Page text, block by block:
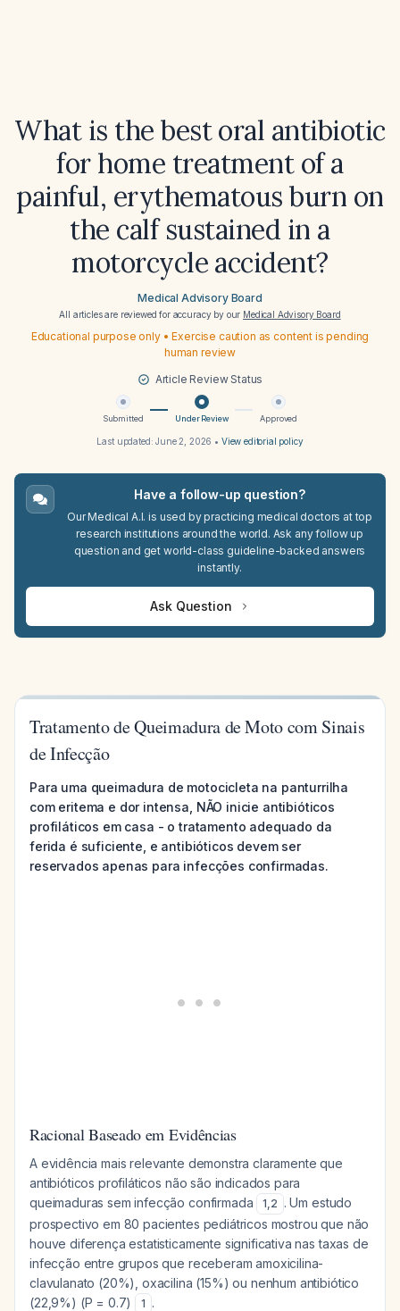
What is the best oral antibiotic
for home treatment of a
painful, erythematous burn on
the calf sustained in a
motorcycle accident?
Medical Advisory Board
All articles are reviewed for accuracy by our Medical Advisory Board
Educational purpose only • Exercise caution as content is pending
human review
Article Review Status
Submitted Under Review Approved
Last updated:June 2, 2026 • View editorial policy
Have a follow-up question?
Our Medical A.I. is used by practicing medical doctors at top
research institutions around the world. Ask any follow up
question and get world-class guideline-backed answers
instantly.
Ask Question
Tratamento de Queimadura de Moto com Sinais
de Infecção
Para uma queimadura de motocicleta na panturrilha
com eritema e dor intensa, NÃO inicie antibióticos
profiláticos em casa - o tratamento adequado da
ferida é suficiente, e antibióticos devem ser
reservados apenas para infecções confirmadas.
Racional Baseado em Evidências
A evidência mais relevante demonstra claramente que
antibióticos profiláticos não são indicados para
queimaduras sem infecção confirmada
1,2 . Um estudo
prospectivo em 80 pacientes pediátricos mostrou que não
houve diferença estatisticamente significativa nas taxas de
infecção entre grupos que receberam amoxicilina-
clavulanato (20%), oxacilina (15%) ou nenhum antibiótico
(22,9%) (P = 0.7)
1 .